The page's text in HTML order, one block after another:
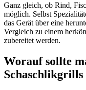
Ganz gleich, ob Rind,
möglich. Selbst
das Gerät über eine
Vergleich zu einem
zubereitet werden.
Worauf sollte
Schaschlikgrills